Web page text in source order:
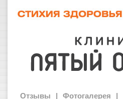
Отзывы | Фотогалерея |